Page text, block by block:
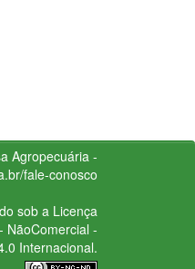
Agropecuária -
fale-conosco
sob a Licença
NãoComercial -
Internacional.